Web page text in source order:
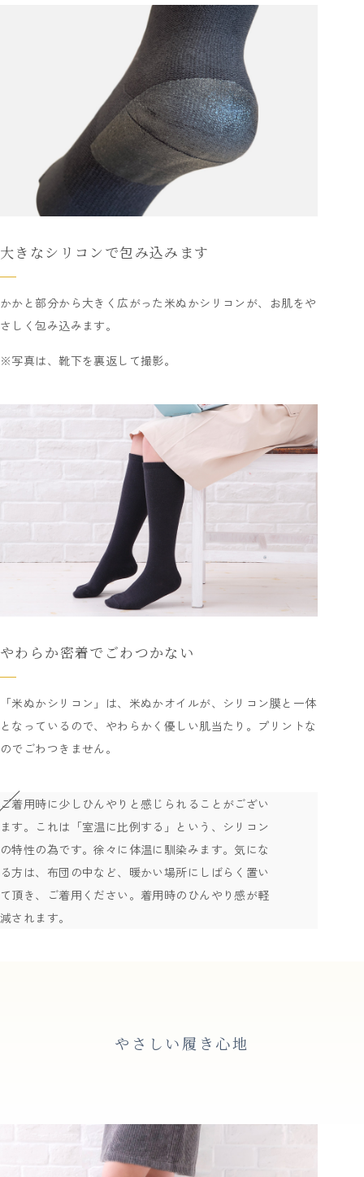
大きなシリコンで包み込みます
かかと部分から大きく広がった米ぬかシリコンが、お肌をや
さしく包み込みます。
※写真は、靴下を裏返して撮影。
やわらか密着でごわつかない
「米ぬかシリコン」は、米ぬかオイルが、シリコン膜と一体
となっているので、やわらかく優しい肌当たり。プリントな
のでごわつきません。
ご着用時に少しひんやりと感じられることがござい
ます。これは「室温に比例する」という、シリコン
の特性の為です。徐々に体温に馴染みます。気にな
る方は、布団の中など、暖かい場所にしばらく置い
て頂き、ご着用ください。着用時のひんやり感が軽
減されます。
やさしい履き心地